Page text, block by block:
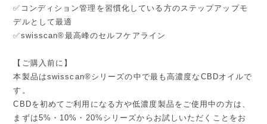
✅コンディション管理を習慣化している方のステップアップモ
デルとして最適
✅swisscan®最高峰のセルフケアライン
【ご購入前に】
本製品はswisscan®シリーズの中で最も高濃度なCBDオイルで
す。
CBDを初めてご利用になる方や低濃度製品をご使用中の方は、
まずは5%・10%・20%シリーズからお試しいただくことをお